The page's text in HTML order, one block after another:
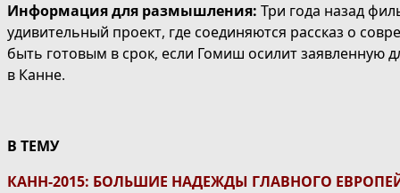
Информация для размышления: Три года назад
удивительный проект, где соединяются рассказ о
быть готовым в срок, если Гомиш осилит заявленную
в Канне.
В ТЕМУ
КАНН-2015: БОЛЬШИЕ НАДЕЖДЫ ГЛАВНОГО